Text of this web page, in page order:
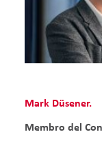
Mark Düsener.
Membro del